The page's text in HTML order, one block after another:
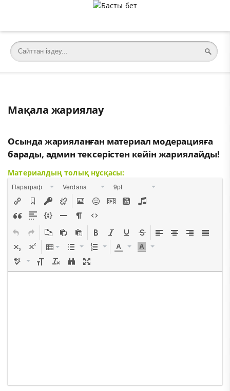
Мақала жариялау
Осында жарияланған материал модерацияға
барады, админ тексерістен кейін жариялайды!
Материалдың толық нұсқасы:
Параграф Verdana 9pt